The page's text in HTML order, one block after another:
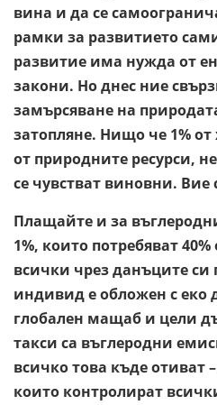
вина и да се
рамки за развитието
развитие има нужда от
закони. Но днес ние
замърсяване на
затопляне. Нищо че 1% от
от природните ресурси,
се чувстват виновни. Вие
Плащайте и за
1%, които потребяват
всички чрез данъците
индивид е обложен с еко
глобален мащаб и цели
такси са въглеродни
всичко това къде отиват
които контролират